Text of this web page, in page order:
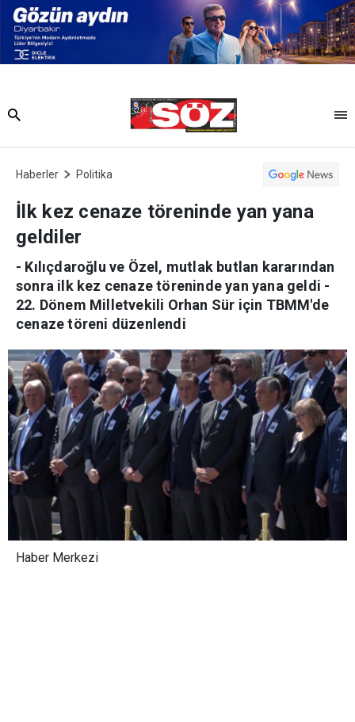
Haberler Politika
İlk kez cenaze töreninde yan yana
geldiler
- Kılıçdaroğlu ve Özel, mutlak butlan kararından
sonra ilk kez cenaze töreninde yan yana geldi -
22. Dönem Milletvekili Orhan Sür için TBMM'de
cenaze töreni düzenlendi
Haber Merkezi